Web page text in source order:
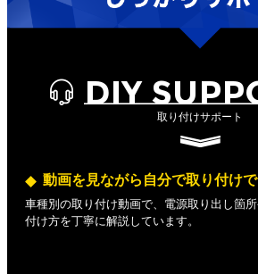
DIY
取り付けサポート
動画を見ながら自分で取り付け
車種別の取り付け動画で、電源取り出し箇
付け方を丁寧に解説しています。